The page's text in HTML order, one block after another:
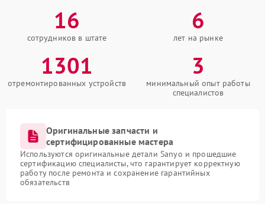
16
сотрудников в штате
6
лет на рынке
1301
отремонтированных устройств
3
минимальный опыт работы
специалистов
Оригинальные запчасти и
сертифицированные мастера
Используются оригинальные детали Sanyo и прошедшие
сертификацию специалисты, что гарантирует корректную
работу после ремонта и сохранение гарантийных
обязательств